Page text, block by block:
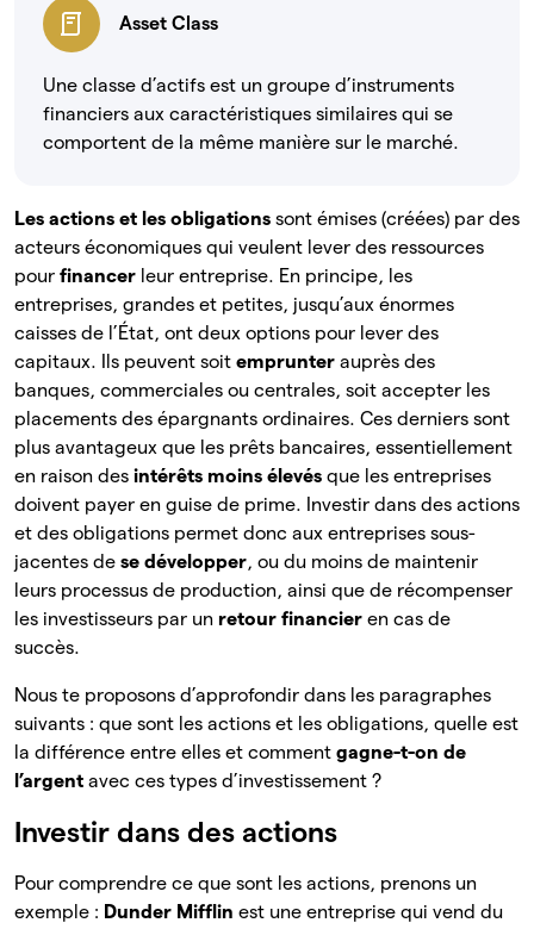
Asset Class
Une classe d’actifs est un groupe d’instruments
financiers aux caractéristiques similaires qui se
comportent de la même manière sur le marché.
Les actions et les obligations sont émises (créées) par des
acteurs économiques qui veulent lever des ressources
pour financer leur entreprise. En principe, les
entreprises, grandes et petites, jusqu’aux énormes
caisses de l’État, ont deux options pour lever des
capitaux. Ils peuvent soit emprunter auprès des
banques, commerciales ou centrales, soit accepter les
placements des épargnants ordinaires. Ces derniers sont
plus avantageux que les prêts bancaires, essentiellement
en raison des intérêts moins élevés que les entreprises
doivent payer en guise de prime. Investir dans des actions
et des obligations permet donc aux entreprises sous-
jacentes de se développer, ou du moins de maintenir
leurs processus de production, ainsi que de récompenser
les investisseurs par un retour financier en cas de
succès.
Nous te proposons d’approfondir dans les paragraphes
suivants : que sont les actions et les obligations, quelle est
la différence entre elles et comment gagne-t-on de
l’argent avec ces types d’investissement ?
Investir dans des actions
Pour comprendre ce que sont les actions, prenons un
exemple : Dunder Mifflin est une entreprise qui vend du